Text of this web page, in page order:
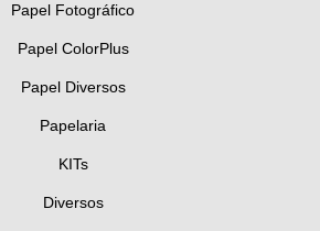
Papel Fotográfico
Papel ColorPlus
Papel Diversos
Papelaria
KITs
Diversos